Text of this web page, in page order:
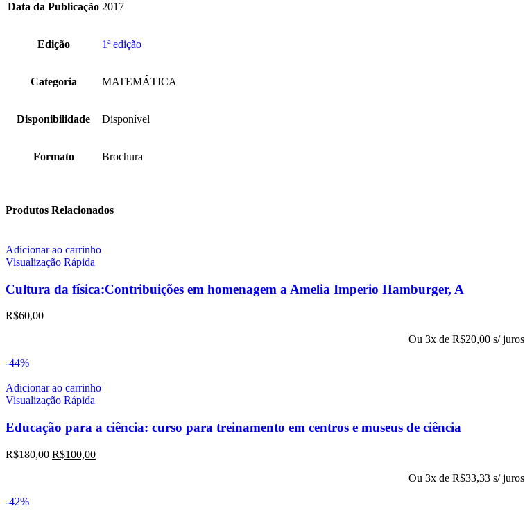
Data da Publicação 2017
Edição 1ª edição
Categoria MATEMÁTICA
Disponibilidade Disponível
Formato Brochura
Produtos Relacionados
Adicionar ao carrinho
Visualização Rápida
Cultura da física:Contribuições em homenagem a Amelia Imperio Hamburger, A
R$60,00
Ou 3x de R$20,00 s/ juros
-44%
Adicionar ao carrinho
Visualização Rápida
Educação para a ciência: curso para treinamento em centros e museus de ciência
R$180,00 R$100,00
Ou 3x de R$33,33 s/ juros
-42%